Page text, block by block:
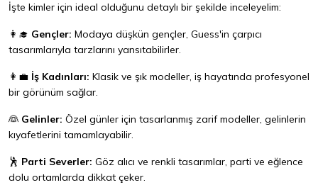
İşte kimler için ideal olduğunu detaylı bir şekilde inceleyelim:
👩‍🎓 Gençler: Modaya düşkün gençler, Guess'in çarpıcı
tasarımlarıyla tarzlarını yansıtabilirler.
👩‍💼 İş Kadınları: Klasik ve şık modeller, iş hayatında profesyonel
bir görünüm sağlar.
👰 Gelinler: Özel günler için tasarlanmış zarif modeller, gelinlerin
kıyafetlerini tamamlayabilir.
🕺 Parti Severler: Göz alıcı ve renkli tasarımlar, parti ve eğlence
dolu ortamlarda dikkat çeker.